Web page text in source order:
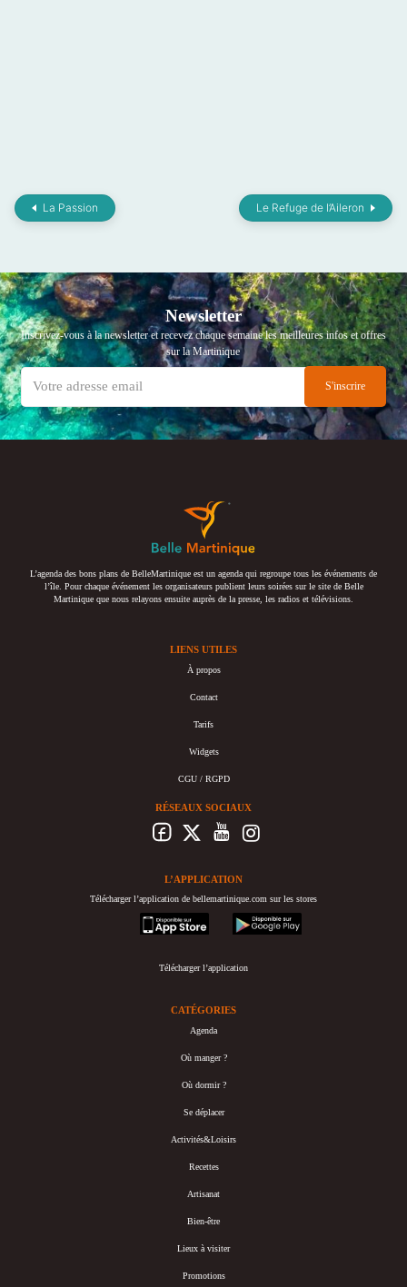
La Passion Le Refuge de l’Aileron
Newsletter
Inscrivez-vous à la newsletter et recevez chaque semaine les meilleures infos et offres
sur la Martinique
L’agenda des bons plans de BelleMartinique est un agenda qui regroupe tous les événements de
l’île. Pour chaque événement les organisateurs publient leurs soirées sur le site de Belle
Martinique que nous relayons ensuite auprès de la presse, les radios et télévisions.
LIENS UTILES
À propos
Contact
Tarifs
Widgets
CGU / RGPD
RÉSEAUX SOCIAUX
L’APPLICATION
Télécharger l’application de bellemartinique.com sur les stores
appstore
googleplay
Télécharger l’application
CATÉGORIES
Agenda
Où manger ?
Où dormir ?
Se déplacer
Activités&Loisirs
Recettes
Artisanat
Bien-être
Lieux à visiter
Promotions